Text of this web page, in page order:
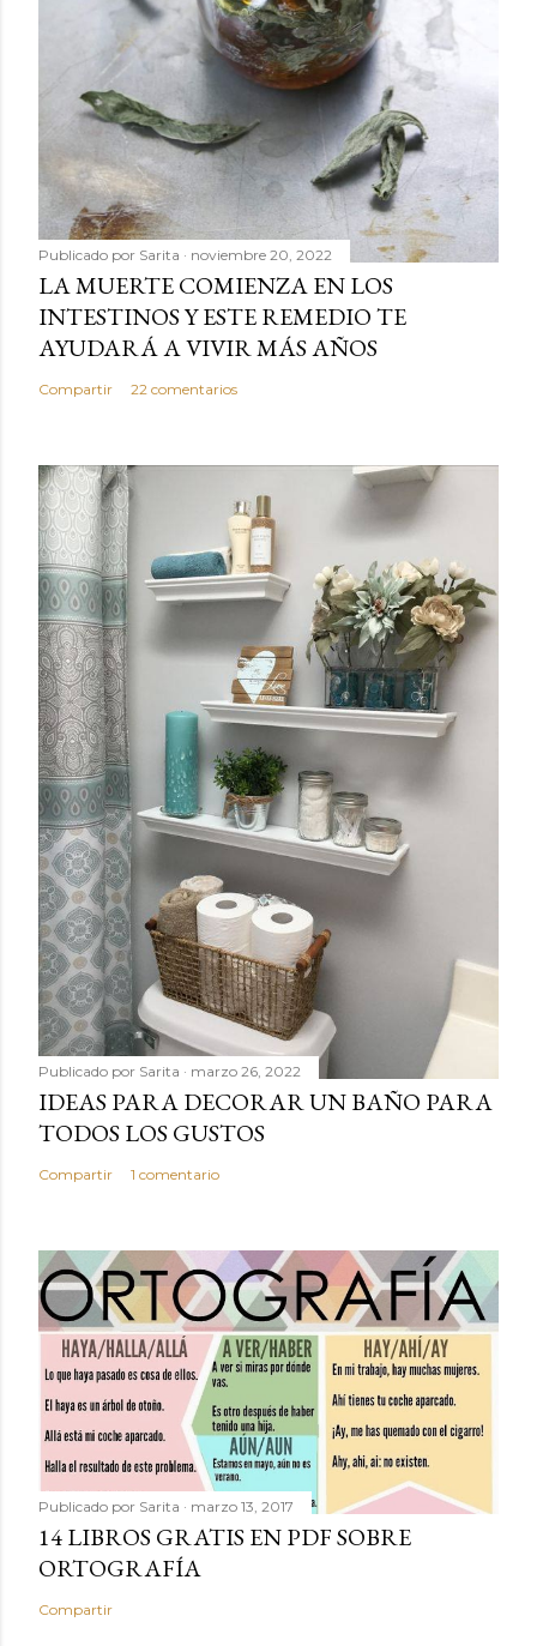
Publicado por Sarita noviembre 20, 2022
LA MUERTE COMIENZA EN LOS
INTESTINOS Y ESTE REMEDIO TE
AYUDARÁ A VIVIR MÁS AÑOS
Compartir 22 comentarios
Publicado por Sarita marzo 26, 2022
IDEAS PARA DECORAR UN BAÑO PARA
TODOS LOS GUSTOS
Compartir 1 comentario
Publicado por Sarita marzo 13, 2017
14 LIBROS GRATIS EN PDF SOBRE
ORTOGRAFÍA
Compartir